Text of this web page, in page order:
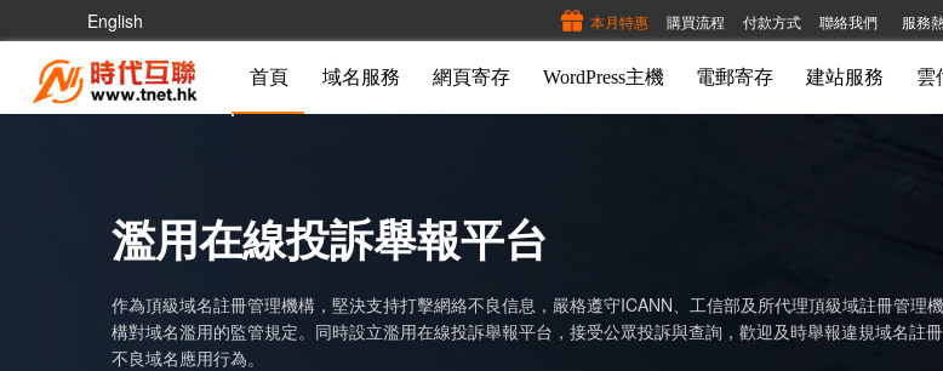
English 本月特惠 購買流程 付款方式 聯絡我們 服務
首頁 域名服務 網頁寄存 WordPress主機 電郵寄存 建站服務 雲
濫用在線投訴舉報平台
作為頂級域名註冊管理機構，堅決支持打擊網絡不良信息，嚴格遵守ICANN、工信部及所代理頂級域註冊管理機
構對域名濫用的監管規定。同時設立濫用在線投訴舉報平台，接受公眾投訴與查詢，歡迎及時舉報違規域名註
不良域名應用行為。